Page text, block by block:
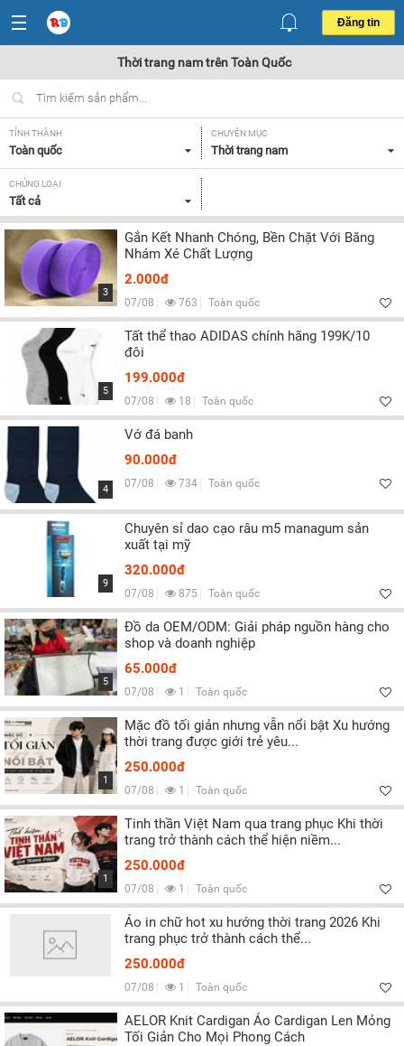
Đăng tin
Thời trang nam trên Toàn Quốc
TỈNH THÀNH
Toàn quốc
CHUYÊN MỤC
Thời trang nam
CHỦNG LOẠI
Tất cả
3
Gắn Kết Nhanh Chóng, Bền Chặt Với Băng
Nhám Xé Chất Lượng
2.000đ
07/08 763 Toàn quốc
5
Tất thể thao ADIDAS chính hãng 199K/10
đôi
199.000đ
07/08 18 Toàn quốc
4
Vớ đá banh
90.000đ
07/08 734 Toàn quốc
9
Chuyên sỉ dao cạo râu m5 managum sản
xuất tại mỹ
320.000đ
07/08 875 Toàn quốc
5
Đồ da OEM/ODM: Giải pháp nguồn hàng cho
shop và doanh nghiệp
65.000đ
07/08 1 Toàn quốc
1
Mặc đồ tối giản nhưng vẫn nổi bật Xu hướng
thời trang được giới trẻ yêu...
250.000đ
07/08 1 Toàn quốc
1
Tinh thần Việt Nam qua trang phục Khi thời
trang trở thành cách thể hiện niềm...
250.000đ
07/08 1 Toàn quốc
Áo in chữ hot xu hướng thời trang 2026 Khi
trang phục trở thành cách thể...
250.000đ
07/08 1 Toàn quốc
AELOR Knit Cardigan Áo Cardigan Len Mỏng
Tối Giản Cho Mọi Phong Cách